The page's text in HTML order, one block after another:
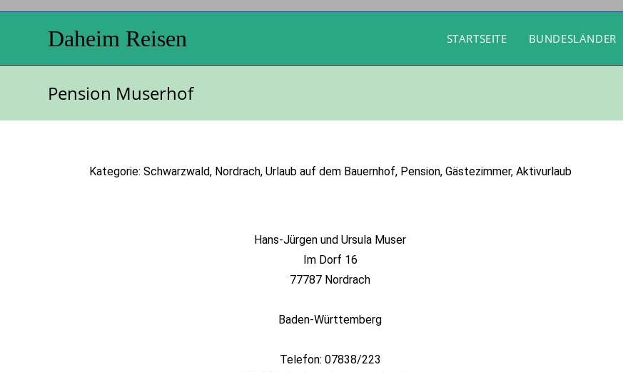
Daheim Reisen STARTSEITE BUNDESLÄNDER
Pension Muserhof
Kategorie: Schwarzwald, Nordrach, Urlaub auf dem Bauernhof, Pension, Gästezimmer, Aktivurlaub
Hans-Jürgen und Ursula Muser
Im Dorf 16
77787 Nordrach
Baden-Württemberg
Telefon: 07838/223